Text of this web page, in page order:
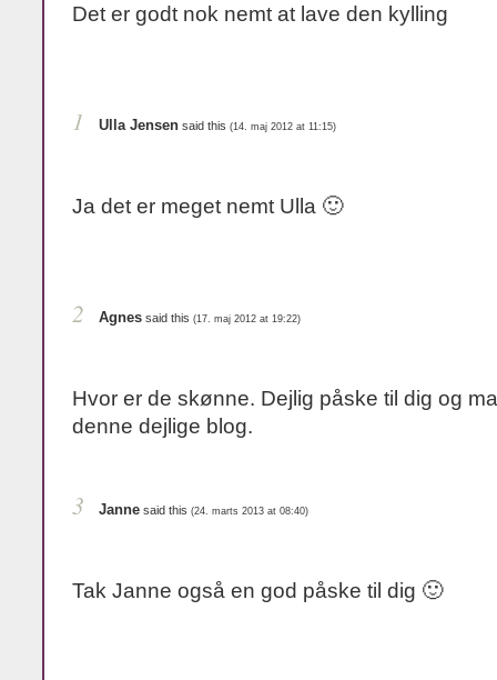
Det er godt nok nemt at lave den kylling
1 Ulla Jensen said this (14. maj 2012 at 11:15)
Ja det er meget nemt Ulla 🙂
2 Agnes said this (17. maj 2012 at 19:22)
Hvor er de skønne. Dejlig påske til dig og mange tak for
denne dejlige blog.
3 Janne said this (24. marts 2013 at 08:40)
Tak Janne også en god påske til dig 🙂